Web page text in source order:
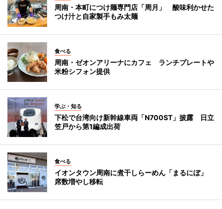
周南・本町につけ麺専門店「周月」 酸味利かせた
つけ汁と自家製手もみ太麺
食べる
周南・ゼオンアリーナにカフェ ランチプレートや
米粉シフォン提供
学ぶ・知る
下松で台湾向け新幹線車両「N700ST」披露 日立
笠戸から第1編成出荷
食べる
イオンタウン周南に煮干しらーめん「まるにぼ」
席数増やし移転